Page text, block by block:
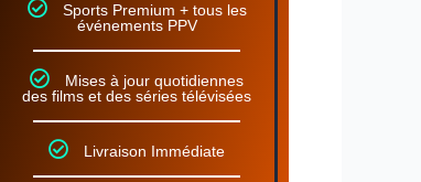
Sports Premium + tous les
événements PPV
Mises à jour quotidiennes
des films et des séries télévisées
Livraison Immédiate